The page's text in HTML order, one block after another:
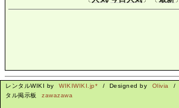
レンタルWIKI by WIKIWIKI.jp* / Designed by Olivia /
タル掲示板
zawazawa